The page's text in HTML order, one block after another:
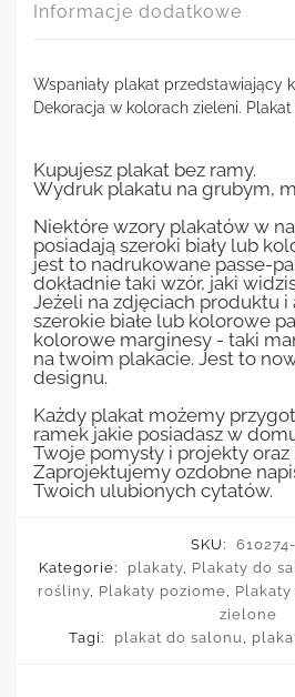
Informacje dodatkowe
Wspaniały plakat przedstawiający
Dekoracja w kolorach zieleni.
Kupujesz plakat bez ramy.
Wydruk plakatu na grubym,
Niektóre wzory plakatów w
posiadają szeroki biały lub
jest to nadrukowane passe-
dokładnie taki wzór, jaki
Jeżeli na zdjęciach produktu i
szerokie białe lub kolorowe
kolorowe marginesy - taki
na twoim plakacie. Jest to
designu.
Każdy plakat możemy
ramek jakie posiadasz w
Twoje pomysły i projekty oraz
Zaprojektujemy ozdobne
Twoich ulubionych cytatów.
SKU:
Kategorie:
plakaty, Plakaty do
rośliny, Plakaty poziome,
zielone
Tagi:
plakat do salonu ,